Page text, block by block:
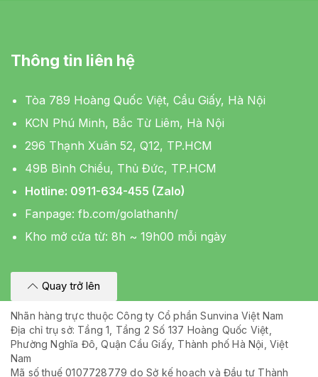
Thông tin liên hệ
Tòa 789 Hoàng Quốc Việt, Cầu Giấy, Hà Nội
KCN Phú Minh, Bắc Từ Liêm, Hà Nội
296 Thạnh Xuân 52, Q12, TP.HCM
49B Bình Chiểu, Thủ Đức, TP.HCM
Hotline: 0911-634-455 (Zalo)
Fanpage: fb.com/golathanh/
Kho mở cửa từ: 8h ~ 19h00 mỗi ngày
Quay trở lên
Nhãn hàng trực thuộc Công ty Cổ phần Sunvina Việt Nam
Địa chỉ trụ sở: Tầng 1, Tầng 2 Số 137 Hoàng Quốc Việt,
Phường Nghĩa Đô, Quận Cầu Giấy, Thành phố Hà Nội, Việt
Nam
Mã số thuế 0107728779 do Sở kế hoạch và Đầu tư Thành